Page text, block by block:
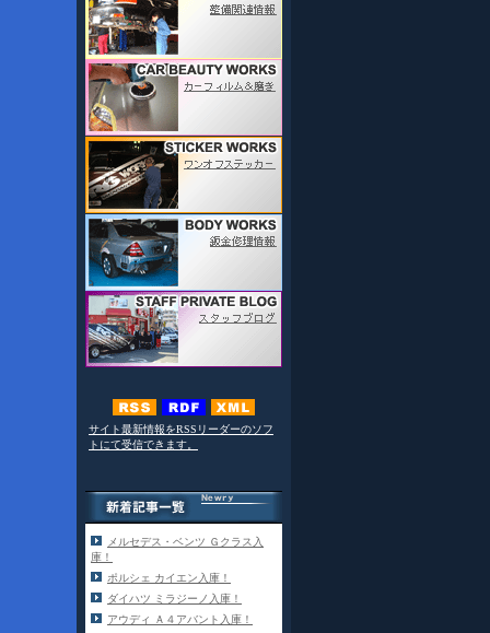
サイト最新情報をRSSリーダーのソフ
トにて受信できます。
メルセデス・ベンツ Ｇクラス入
庫！
ポルシェ カイエン入庫！
ダイハツ ミラジーノ入庫！
アウディ Ａ４アバント入庫！